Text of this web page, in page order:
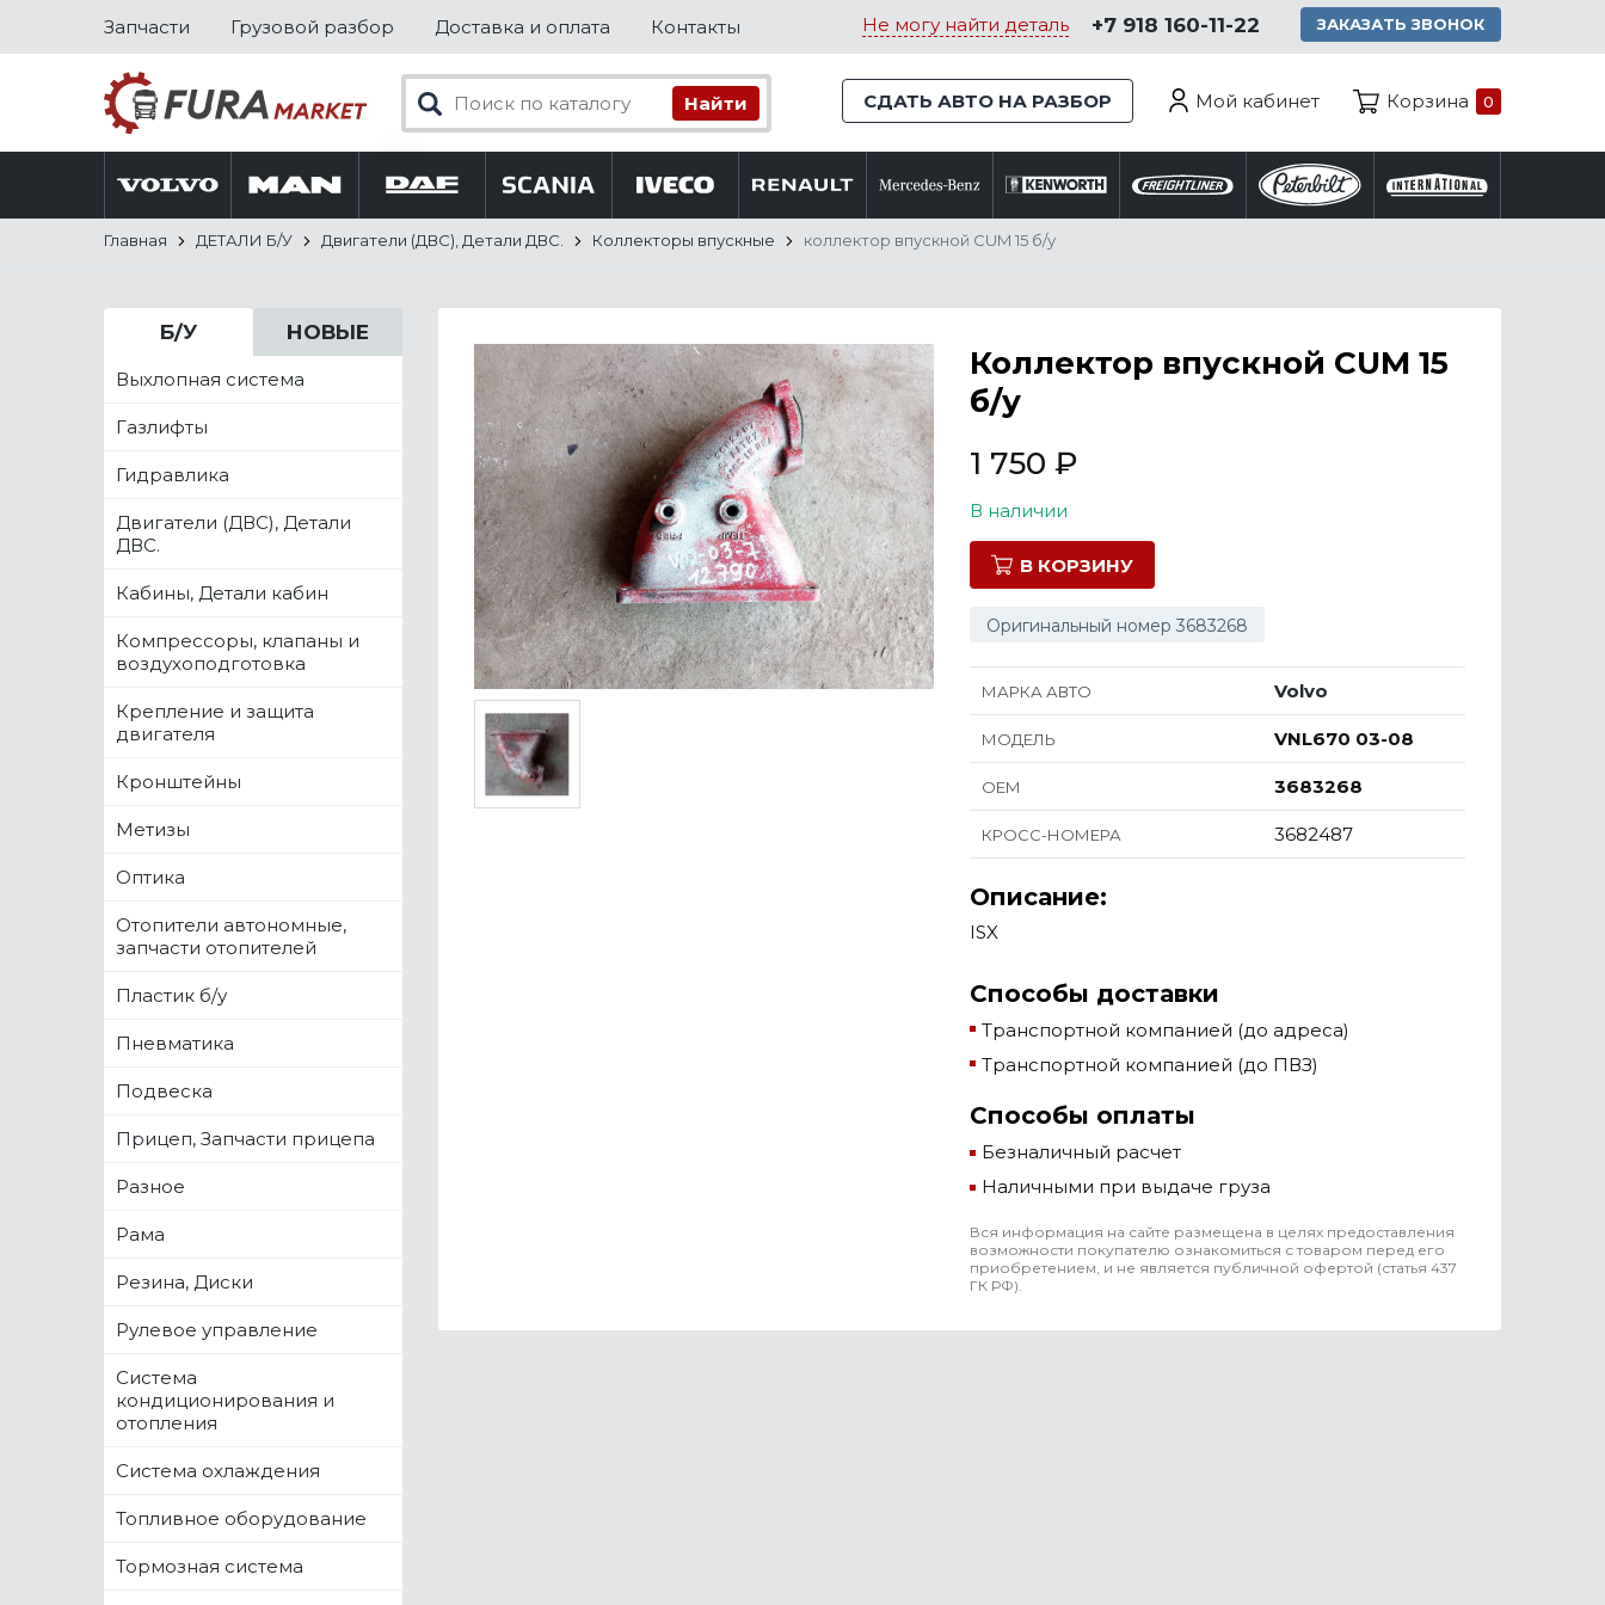
Запчасти Грузовой разбор Доставка и оплата Контакты Не могу найти деталь +7 918 160-11-22 ЗАКАЗАТЬ ЗВОНОК
СДАТЬ АВТО НА РАЗБОР Мой кабинет Корзина 0
Главная ДЕТАЛИ Б/У Двигатели (ДВС), Детали ДВС. Коллекторы впускные коллектор впускной CUM 15 б/у
Б/У НОВЫЕ
Выхлопная система
Газлифты
Гидравлика
Двигатели (ДВС), Детали
ДВС.
Кабины, Детали кабин
Компрессоры, клапаны и
воздухоподготовка
Крепление и защита
двигателя
Кронштейны
Метизы
Оптика
Отопители автономные,
запчасти отопителей
Пластик б/у
Пневматика
Подвеска
Прицеп, Запчасти прицепа
Разное
Рама
Резина, Диски
Рулевое управление
Система
кондиционирования и
отопления
Система охлаждения
Топливное оборудование
Тормозная система
Коллектор впускной CUM 15
б/у
1 750 ₽
В наличии
В КОРЗИНУ
Оригинальный номер 3683268
МАРКА АВТО Volvo
МОДЕЛЬ VNL670 03-08
ОЕМ 3683268
КРОСС-НОМЕРА 3682487
Описание:
ISX
Способы доставки
Транспортной компанией (до адреса)
Транспортной компанией (до ПВЗ)
Способы оплаты
Безналичный расчет
Наличными при выдаче груза
Вся информация на сайте размещена в целях предоставления
возможности покупателю ознакомиться с товаром перед его
приобретением, и не является публичной офертой (статья 437
ГК РФ).